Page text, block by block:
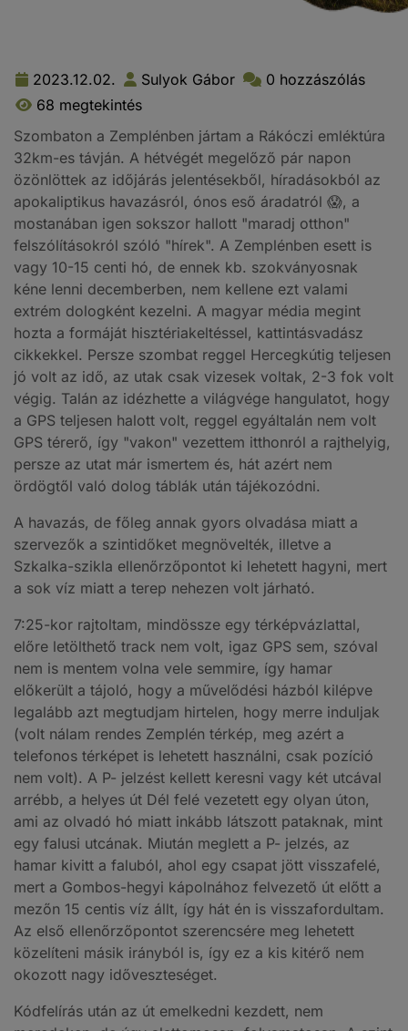
2023.12.02. Sulyok Gábor
0 hozzászólás
68 megtekintés
Szombaton a Zemplénben jártam a Rákóczi emléktúra
32km-es távján. A hétvégét megelőző pár napon
özönlöttek az időjárás jelentésekből, híradásokból az
apokaliptikus havazásról, ónos eső áradatról 😱, a
mostanában igen sokszor hallott "maradj otthon"
felszólításokról szóló "hírek". A Zemplénben esett is
vagy 10-15 centi hó, de ennek kb. szokványosnak
kéne lenni decemberben, nem kellene ezt valami
extrém dologként kezelni. A magyar média megint
hozta a formáját hisztériakeltéssel, kattintásvadász
cikkekkel. Persze szombat reggel Hercegkútig teljesen
jó volt az idő, az utak csak vizesek voltak, 2-3 fok volt
végig. Talán az idézhette a világvége hangulatot, hogy
a GPS teljesen halott volt, reggel egyáltalán nem volt
GPS térerő, így "vakon" vezettem itthonról a rajthelyig,
persze az utat már ismertem és, hát azért nem
ördögtől való dolog táblák után tájékozódni.
A havazás, de főleg annak gyors olvadása miatt a
szervezők a szintidőket megnövelték, illetve a
Szkalka-szikla ellenőrzőpontot ki lehetett hagyni, mert
a sok víz miatt a terep nehezen volt járható.
7:25-kor rajtoltam, mindössze egy térképvázlattal,
előre letölthető track nem volt, igaz GPS sem, szóval
nem is mentem volna vele semmire, így hamar
előkerült a tájoló, hogy a művelődési házból kilépve
legalább azt megtudjam hirtelen, hogy merre induljak
(volt nálam rendes Zemplén térkép, meg azért a
telefonos térképet is lehetett használni, csak pozíció
nem volt). A P- jelzést kellett keresni vagy két utcával
arrébb, a helyes út Dél felé vezetett egy olyan úton,
ami az olvadó hó miatt inkább látszott pataknak, mint
egy falusi utcának. Miután meglett a P- jelzés, az
hamar kivitt a faluból, ahol egy csapat jött visszafelé,
mert a Gombos-hegyi kápolnához felvezető út előtt a
mezőn 15 centis víz állt, így hát én is visszafordultam.
Az első ellenőrzőpontot szerencsére meg lehetett
közelíteni másik irányból is, így ez a kis kitérő nem
okozott nagy időveszteséget.
Kódfelírás után az út emelkedni kezdett, nem